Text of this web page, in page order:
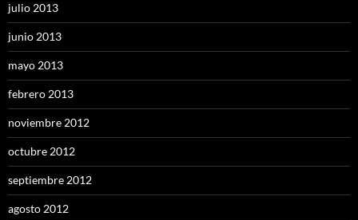
julio 2013
junio 2013
mayo 2013
febrero 2013
noviembre 2012
octubre 2012
septiembre 2012
agosto 2012